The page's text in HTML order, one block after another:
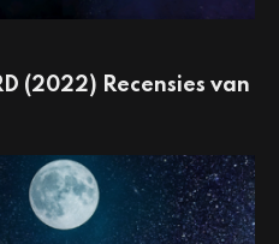
(2022) Recensies van